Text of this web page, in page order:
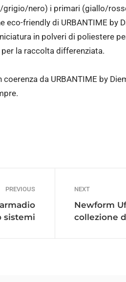
nero) i primari (giallo/
eco-friendly di URBANTIME by
in polveri di poliestere
la raccolta differenziata.
da URBANTIME by
PREVIOUS
sistemi
NEXT
Newform
collezione